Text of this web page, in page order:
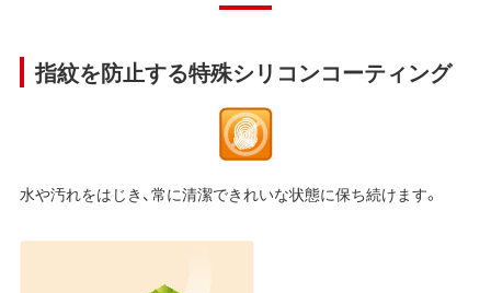
指紋を防止する特殊シリコンコーティング
水や汚れをはじき、常に清潔できれいな状態に保ち続けます。